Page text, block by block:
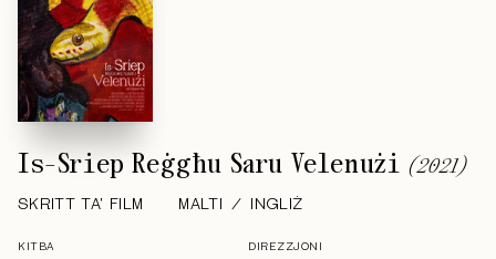
Is-Sriep Reġgħu Saru Velenużi (2021)
SKRITT TA' FILM MALTI INGLIŻ
KITBA DIREZZJONI